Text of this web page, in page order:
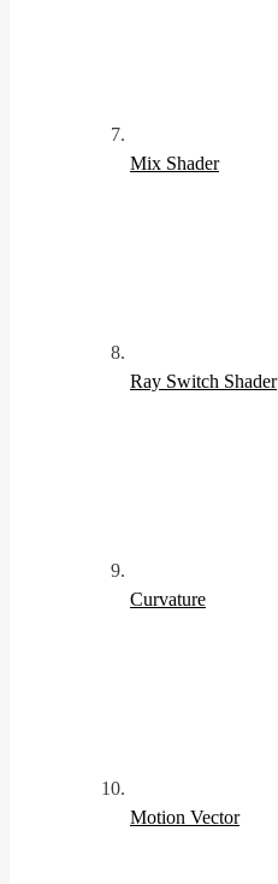
Mix Shader
Ray Switch Shader
Curvature
Motion Vector